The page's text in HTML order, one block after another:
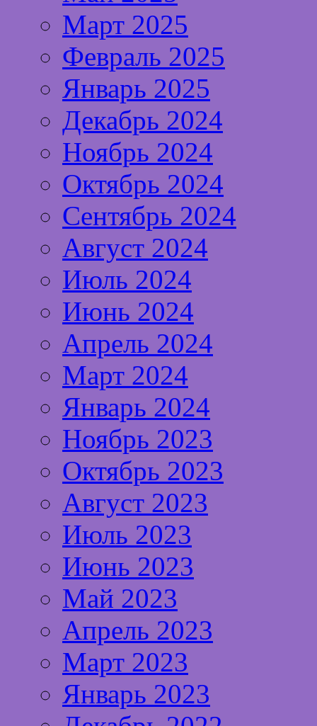
Март 2025
Февраль 2025
Январь 2025
Декабрь 2024
Ноябрь 2024
Октябрь 2024
Сентябрь 2024
Август 2024
Июль 2024
Июнь 2024
Апрель 2024
Март 2024
Январь 2024
Ноябрь 2023
Октябрь 2023
Август 2023
Июль 2023
Июнь 2023
Май 2023
Апрель 2023
Март 2023
Январь 2023